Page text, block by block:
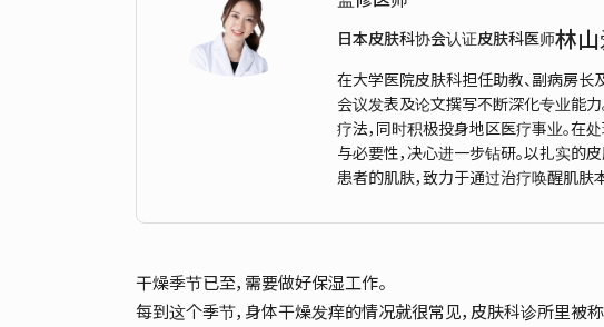
日本皮肤科协会认证皮肤科医师林
在大学医院皮肤科担任助教、副病房
会议发表及论文撰写不断深化专业能
疗法，同时积极投身地区医疗事业。在
与必要性，决心进一步钻研。以扎实的
患者的肌肤，致力于通过治疗唤醒肌肤
干燥季节已至，需要做好保湿工作。
每到这个季节，身体干燥发痒的情况就很常见，皮肤科诊所里被